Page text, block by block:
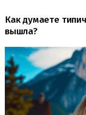
Как думаете
вышла?